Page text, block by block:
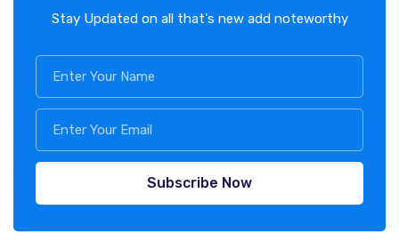
Stay Updated on all that's new add noteworthy
Subscribe Now